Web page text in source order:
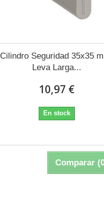
Cilindro Seguridad 35x35
Leva Larga...
10,97 €
En stock
Comparar (